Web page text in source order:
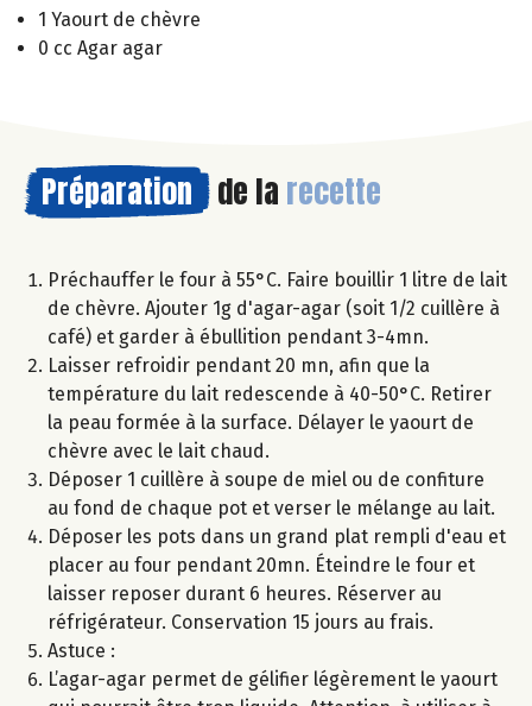
1 Yaourt de chèvre
0 cc Agar agar
Préparation de la recette
Préchauffer le four à 55°C. Faire bouillir 1 litre de lait
de chèvre. Ajouter 1g d'agar-agar (soit 1/2 cuillère à
café) et garder à ébullition pendant 3-4mn.
Laisser refroidir pendant 20 mn, afin que la
température du lait redescende à 40-50°C. Retirer
la peau formée à la surface. Délayer le yaourt de
chèvre avec le lait chaud.
Déposer 1 cuillère à soupe de miel ou de confiture
au fond de chaque pot et verser le mélange au lait.
Déposer les pots dans un grand plat rempli d'eau et
placer au four pendant 20mn. Éteindre le four et
laisser reposer durant 6 heures. Réserver au
réfrigérateur. Conservation 15 jours au frais.
Astuce :
L’agar-agar permet de gélifier légèrement le yaourt